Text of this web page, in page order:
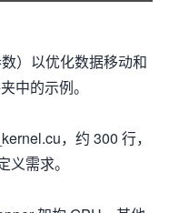
）以优化数据移动和
中的示例。
，约 300 行，
需求。